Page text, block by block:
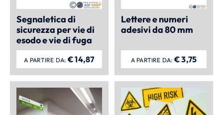
Segnaletica di
sicurezza per vie di
esodo e vie di fuga
A PARTIRE DA: €14,87
Lettere e numeri
adesivi da 80 mm
A PARTIRE DA: €3,75